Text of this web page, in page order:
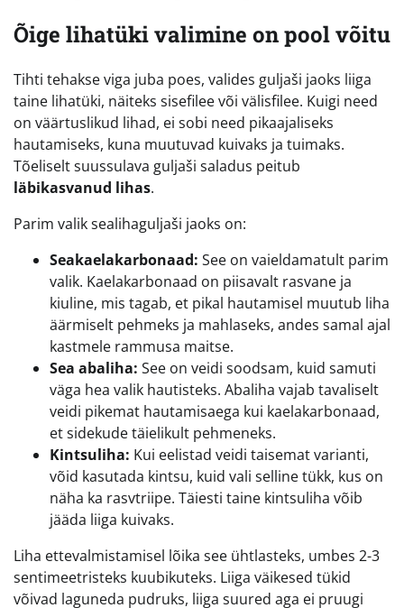
Õige lihatüki valimine on pool võitu
Tihti tehakse viga juba poes, valides guljaši jaoks liiga
taine lihatüki, näiteks sisefilee või välisfilee. Kuigi need
on väärtuslikud lihad, ei sobi need pikaajaliseks
hautamiseks, kuna muutuvad kuivaks ja tuimaks.
Tõeliselt suussulava guljaši saladus peitub
läbikasvanud lihas.
Parim valik sealihaguljaši jaoks on:
Seakaelakarbonaad: See on vaieldamatult parim
valik. Kaelakarbonaad on piisavalt rasvane ja
kiuline, mis tagab, et pikal hautamisel muutub liha
äärmiselt pehmeks ja mahlaseks, andes samal ajal
kastmele rammusa maitse.
Sea abaliha: See on veidi soodsam, kuid samuti
väga hea valik hautisteks. Abaliha vajab tavaliselt
veidi pikemat hautamisaega kui kaelakarbonaad,
et sidekude täielikult pehmeneks.
Kintsuliha: Kui eelistad veidi taisemat varianti,
võid kasutada kintsu, kuid vali selline tükk, kus on
näha ka rasvtriipe. Täiesti taine kintsuliha võib
jääda liiga kuivaks.
Liha ettevalmistamisel lõika see ühtlasteks, umbes 2-3
sentimeetristeks kuubikuteks. Liiga väikesed tükid
võivad laguneda pudruks, liiga suured aga ei pruugi